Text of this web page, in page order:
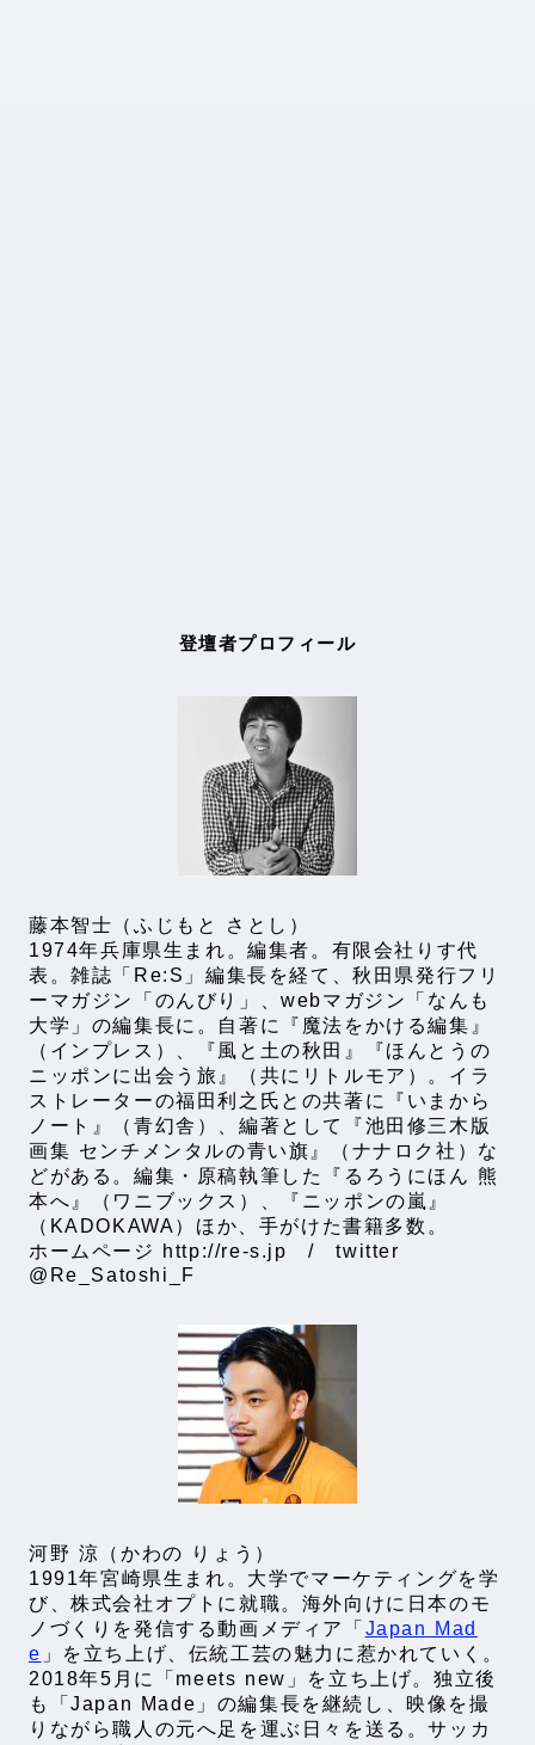
登壇者プロフィール
藤本智士（ふじもと さとし）
1974年兵庫県生まれ。編集者。有限会社りす代
表。雑誌「Re:S」編集長を経て、秋田県発行フリ
ーマガジン「のんびり」、webマガジン「なんも
大学」の編集長に。自著に『魔法をかける編集』
（インプレス）、『風と土の秋田』『ほんとうの
ニッポンに出会う旅』（共にリトルモア）。イラ
ストレーターの福田利之氏との共著に『いまから
ノート』（青幻舎）、編著として『池田修三木版
画集 センチメンタルの青い旗』（ナナロク社）な
どがある。編集・原稿執筆した『るろうにほん 熊
本へ』（ワニブックス）、『ニッポンの嵐』
（KADOKAWA）ほか、手がけた書籍多数。
ホームページ http://re-s.jp / twitter
@Re_Satoshi_F
河野 涼（かわの りょう）
1991年宮崎県生まれ。大学でマーケティングを学
び、株式会社オプトに就職。海外向けに日本のモ
ノづくりを発信する動画メディア「 Japan Mad
e 」を立ち上げ、伝統工芸の魅力に惹かれていく。
2018年5月に「meets new」を立ち上げ。独立後
も「Japan Made」の編集長を継続し、映像を撮
りながら職人の元へ足を運ぶ日々を送る。サッカ